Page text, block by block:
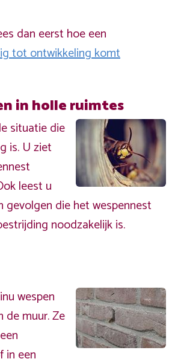
dan eerst hoe een
tot ontwikkeling komt
in holle ruimtes
situatie die
is. U ziet
leest u
gevolgen die het wespennest
noodzakelijk is.
wespen
de muur. Ze